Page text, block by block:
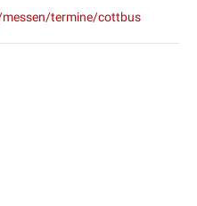
termine/cottbus